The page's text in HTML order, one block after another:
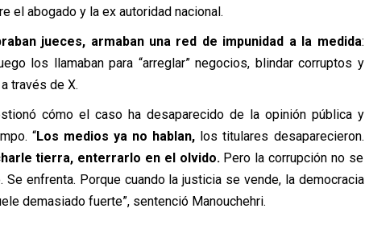
el abogado y la ex autoridad nacional.
jueces, armaban una red de impunidad a la medida:
los llamaban para “arreglar” negocios, blindar corruptos y
través de X.
cómo el caso ha desaparecido de la opinión pública y
“Los medios ya no hablan, los titulares desaparecieron.
tierra, enterrarlo en el olvido.Pero la corrupción no se
enfrenta. Porque cuando la justicia se vende, la democracia
demasiado fuerte”, sentenció Manouchehri.